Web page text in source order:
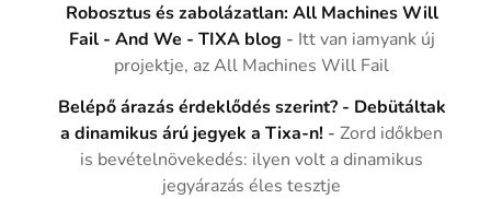
Robosztus és zabolázatlan: All Machines Will
Fail - And We - TIXA blog - Itt van iamyank új
projektje, az All Machines Will Fail
Belépő árazás érdeklődés szerint? - Debütáltak
a dinamikus árú jegyek a Tixa-n! -Zord időkben
is bevételnövekedés: ilyen volt a dinamikus
jegyárazás éles tesztje